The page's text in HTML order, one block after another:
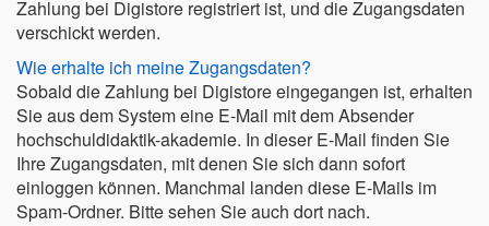
Zahlung bei Digistore registriert ist, und die Zugangsdaten
verschickt werden.
Wie erhalte ich meine Zugangsdaten?
Sobald die Zahlung bei Digistore eingegangen ist, erhalten
Sie aus dem System eine E-Mail mit dem Absender
hochschuldidaktik-akademie. In dieser E-Mail finden Sie
Ihre Zugangsdaten, mit denen Sie sich dann sofort
einloggen können. Manchmal landen diese E-Mails im
Spam-Ordner. Bitte sehen Sie auch dort nach.